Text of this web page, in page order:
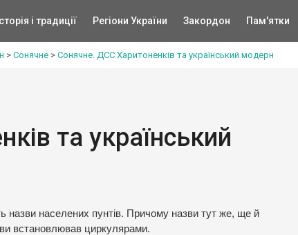
Історія і традиції Регіони України Закордон Пам'ятки
> Сонячне > Сонячне. ДСС Харитоненків та український модерн
та український
назви населених пунтів. Причому назви тут же, ще й
встановлював циркулярами.